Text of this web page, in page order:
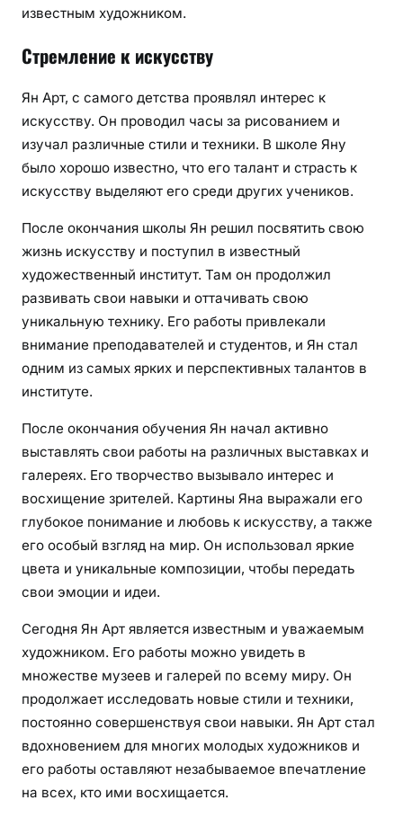
известным художником.
Стремление к искусству
Ян Арт, с самого детства проявлял интерес к
искусству. Он проводил часы за рисованием и
изучал различные стили и техники. В школе Яну
было хорошо известно, что его талант и страсть к
искусству выделяют его среди других учеников.
После окончания школы Ян решил посвятить свою
жизнь искусству и поступил в известный
художественный институт. Там он продолжил
развивать свои навыки и оттачивать свою
уникальную технику. Его работы привлекали
внимание преподавателей и студентов, и Ян стал
одним из самых ярких и перспективных талантов в
институте.
После окончания обучения Ян начал активно
выставлять свои работы на различных выставках и
галереях. Его творчество вызывало интерес и
восхищение зрителей. Картины Яна выражали его
глубокое понимание и любовь к искусству, а также
его особый взгляд на мир. Он использовал яркие
цвета и уникальные композиции, чтобы передать
свои эмоции и идеи.
Сегодня Ян Арт является известным и уважаемым
художником. Его работы можно увидеть в
множестве музеев и галерей по всему миру. Он
продолжает исследовать новые стили и техники,
постоянно совершенствуя свои навыки. Ян Арт стал
вдохновением для многих молодых художников и
его работы оставляют незабываемое впечатление
на всех, кто ими восхищается.